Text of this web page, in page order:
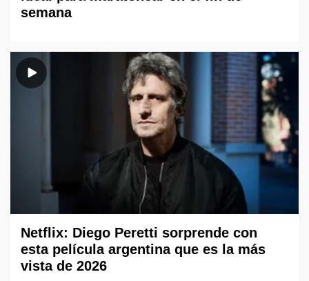
semana
Netflix: Diego Peretti sorprende con
esta película argentina que es la más
vista de 2026